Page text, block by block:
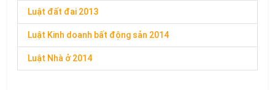
Luật đất đai 2013
Luật Kinh doanh bất động sản 2014
Luật Nhà ở 2014